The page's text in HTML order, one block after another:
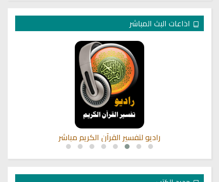
اذاعات البث المباشر
راديو لتفسير القرآن الكريم مباشر